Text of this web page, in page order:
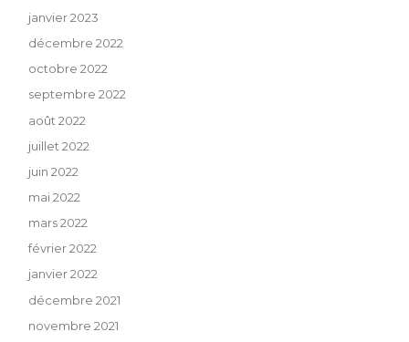
janvier 2023
décembre 2022
octobre 2022
septembre 2022
août 2022
juillet 2022
juin 2022
mai 2022
mars 2022
février 2022
janvier 2022
décembre 2021
novembre 2021